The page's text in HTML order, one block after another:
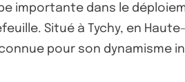
importante dans le
Situé à Tychy, en
pour son dynamisme